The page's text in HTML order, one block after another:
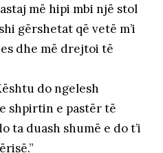
më hipi mbi një stol
gërshetat që vetë m’i
dhe më drejtoi të
do ngelesh
shpirtin e pastër të
ta duash shumë e do t’i